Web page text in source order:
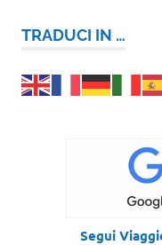
TRADUCI IN …
Segui